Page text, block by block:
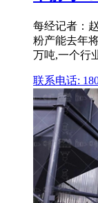
每经记者：
粉产能去年
万吨,一个行
联系电话: